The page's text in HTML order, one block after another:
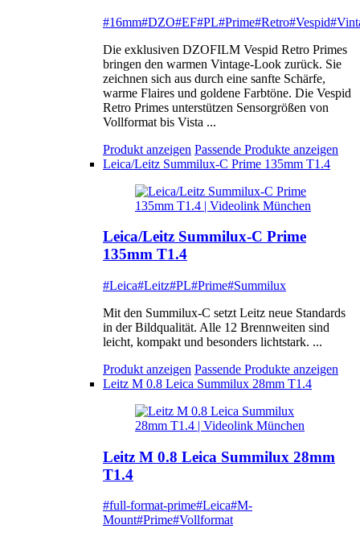
#16mm#DZO#EF#PL#Prime#Retro#Vespid
Die exklusiven DZOFILM Vespid Retro Primes
bringen den warmen Vintage-Look zurück. Sie
zeichnen sich aus durch eine sanfte Schärfe,
warme Flaires und goldene Farbtöne. Die Vespid
Retro Primes unterstützen Sensorgrößen von
Vollformat bis Vista ...
Produkt anzeigen Passende Produkte anzeigen
Leica/Leitz Summilux-C Prime 135mm T1.4
Leica/Leitz Summilux-C Prime
135mm T1.4
#Leica#Leitz#PL#Prime#Summilux
Mit den Summilux-C setzt Leitz neue Standards
in der Bildqualität. Alle 12 Brennweiten sind
leicht, kompakt und besonders lichtstark. ...
Produkt anzeigen Passende Produkte anzeigen
Leitz M 0.8 Leica Summilux 28mm T1.4
Leitz M 0.8 Leica Summilux 28mm
T1.4
#full-format-prime#Leica#M-
Mount#Prime#Vollformat